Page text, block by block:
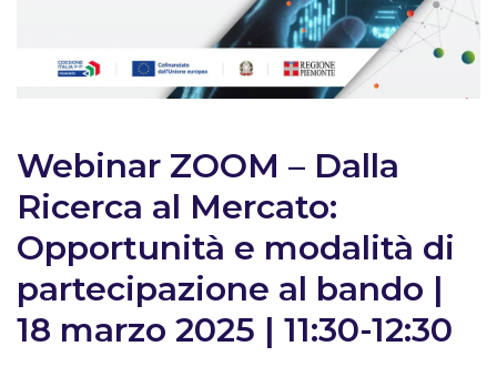
Webinar ZOOM – Dalla
Ricerca al Mercato:
Opportunità e modalità di
partecipazione al bando |
18 marzo 2025 | 11:30-12:30